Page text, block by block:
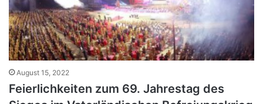
August 15, 2022
Feierlichkeiten zum 69. Jahrestag des